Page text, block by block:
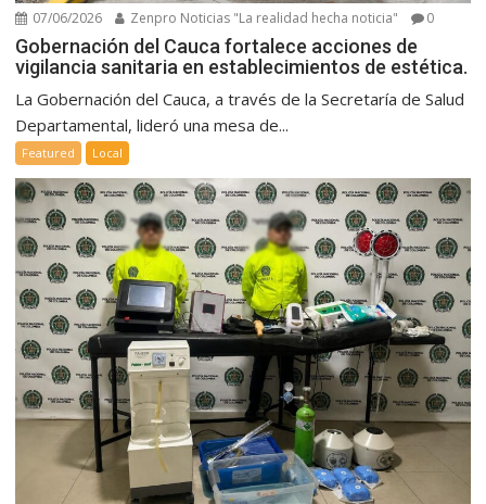
07/06/2026 Zenpro Noticias "La realidad hecha noticia" 0
Gobernación del Cauca fortalece acciones de
vigilancia sanitaria en establecimientos de estética.
La Gobernación del Cauca, a través de la Secretaría de Salud
Departamental, lideró una mesa de...
Featured Local